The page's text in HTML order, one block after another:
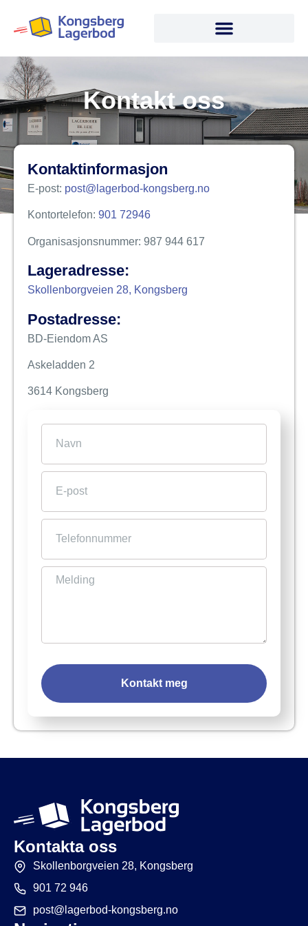
Kontakt oss
Kontaktinformasjon
E-post: post@lagerbod-kongsberg.no
Kontortelefon: 901 72946
Organisasjonsnummer: 987 944 617
Lageradresse:
Skollenborgveien 28, Kongsberg
Postadresse:
BD-Eiendom AS
Askeladden 2
3614 Kongsberg
Kontakt meg
Kontakta oss
Skollenborgveien 28, Kongsberg
901 72 946
post@lagerbod-kongsberg.no